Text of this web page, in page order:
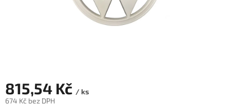
815,54 Kč / ks
674 Kč bez DPH